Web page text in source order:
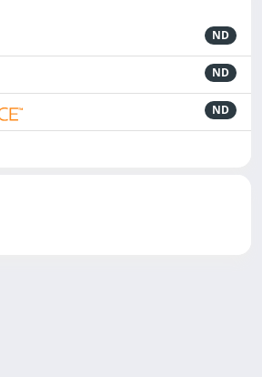
ND
ND
ND